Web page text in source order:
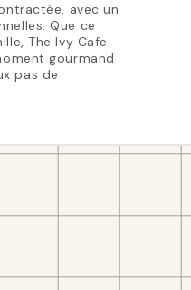
avec un
Que ce
The Ivy Cafe
gourmand
pas de